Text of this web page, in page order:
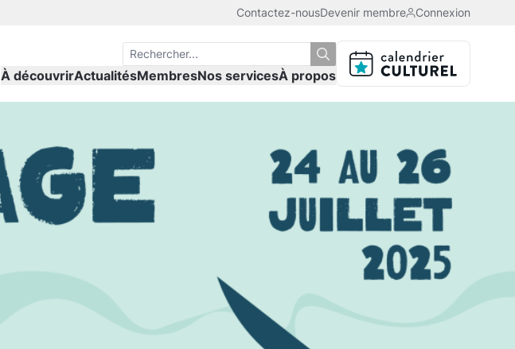
Contactez-nousDevenir membre Connexion
À découvrirActualitésMembresNos servicesÀ propos